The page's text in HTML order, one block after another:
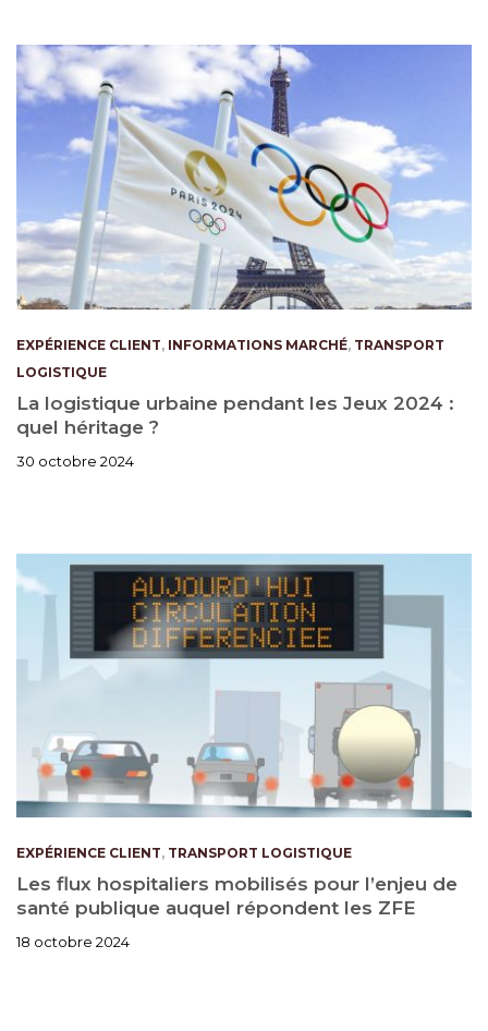
EXPÉRIENCE CLIENT, INFORMATIONS MARCHÉ, TRANSPORT
LOGISTIQUE
La logistique urbaine pendant les Jeux 2024 :
quel héritage ?
30 octobre 2024
EXPÉRIENCE CLIENT, TRANSPORT LOGISTIQUE
Les flux hospitaliers mobilisés pour l’enjeu de
santé publique auquel répondent les ZFE
18 octobre 2024